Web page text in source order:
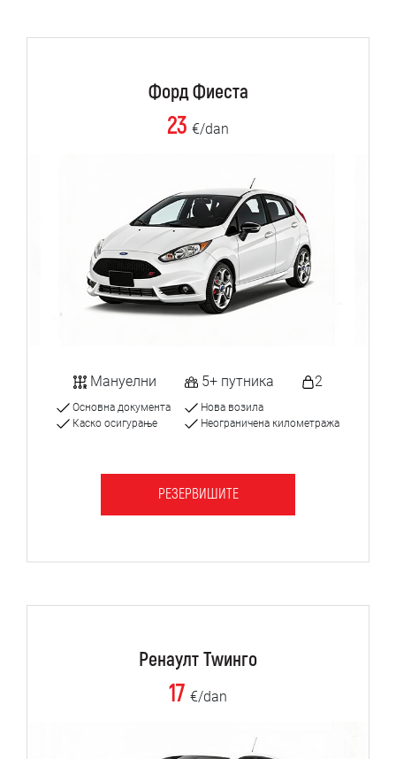
Форд Фиеста
23 €/dan
Мануелни 5+ путника 2
Основна документа
Каско осигурање
Нова возила
Неограничена километража
РЕЗЕРВИШИТЕ
Ренаулт Тwинго
17 €/dan